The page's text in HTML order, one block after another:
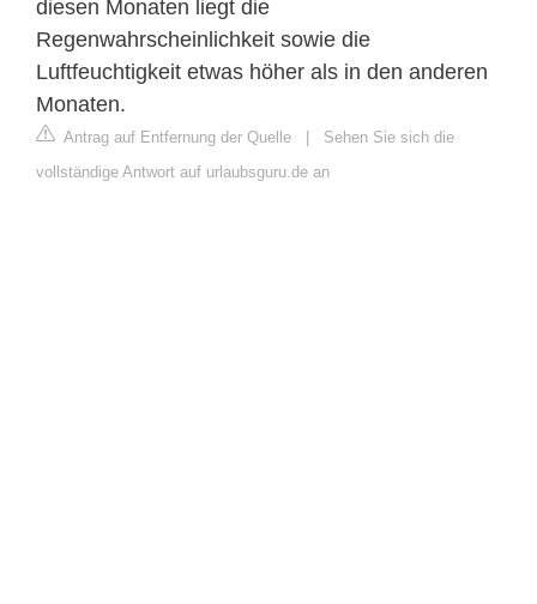
diesen Monaten liegt die
Regenwahrscheinlichkeit sowie die
Luftfeuchtigkeit etwas höher als in den anderen
Monaten.
Antrag auf Entfernung der Quelle | Sehen Sie sich die
vollständige Antwort auf urlaubsguru.de an